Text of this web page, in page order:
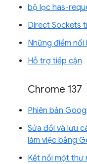
bộ lọc has-
Direct Sockets
Những điểm
Hỗ trợ tiếp cận
Chrome 137
Phiên bản
Sửa đổi và lưu
làm việc bằng
Kết nối một thư